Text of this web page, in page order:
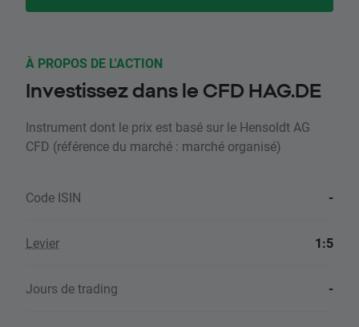
À PROPOS DE L'ACTION
Investissez dans le CFD HAG.DE
Instrument dont le prix est basé sur le Hensoldt AG
CFD (référence du marché : marché organisé)
Code ISIN -
Levier 1:5
Jours de trading -